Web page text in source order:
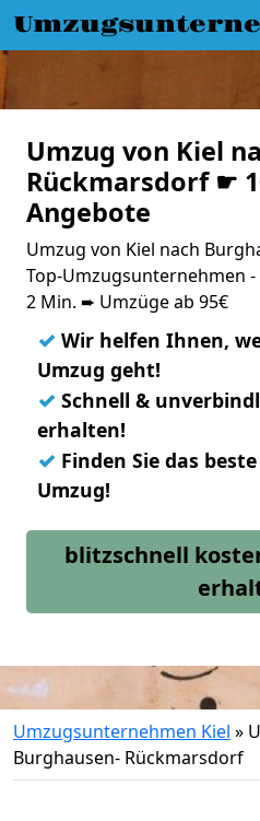
Umzug von Kiel
Rückmarsdorf ☛
Angebote
Umzug von Kiel nach
Top-Umzugsunternehmen
2 Min. ➨ Umzüge ab 95€
✓ Wir helfen Ihnen,
Umzug geht!
✓ Schnell &
erhalten!
✓ Finden Sie das
Umzug!
blitzschnell
Umzugsunternehmen Kiel »
Burghausen- Rückmarsdorf